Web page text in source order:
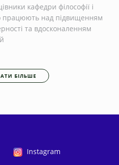
кафедри філософії і
працюють над підвищенням
та вдосконаленням
БІЛЬШЕ
Instagram